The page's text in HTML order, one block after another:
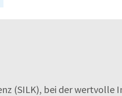
(SILK), bei der wertvolle